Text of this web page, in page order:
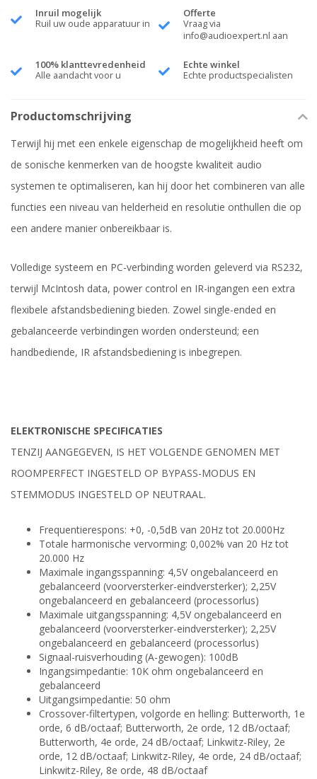
Inruil mogelijk
Ruil uw oude apparatuur in
Offerte
Vraag via
info@audioexpert.nl aan
100% klanttevredenheid
Alle aandacht voor u
Echte winkel
Echte productspecialisten
Productomschrijving
Terwijl hij met een enkele eigenschap de mogelijkheid heeft om
de sonische kenmerken van de hoogste kwaliteit audio
systemen te optimaliseren, kan hij door het combineren van alle
functies een niveau van helderheid en resolutie onthullen die op
een andere manier onbereikbaar is.
Volledige systeem en PC-verbinding worden geleverd via RS232,
terwijl McIntosh data, power control en IR-ingangen een extra
flexibele afstandsbediening bieden. Zowel single-ended en
gebalanceerde verbindingen worden ondersteund; een
handbediende, IR afstandsbediening is inbegrepen.
ELEKTRONISCHE SPECIFICATIES
TENZIJ AANGEGEVEN, IS HET VOLGENDE GENOMEN MET
ROOMPERFECT INGESTELD OP BYPASS-MODUS EN
STEMMODUS INGESTELD OP NEUTRAAL.
Frequentierespons: +0, -0,5dB van 20Hz tot 20.000Hz
Totale harmonische vervorming: 0,002% van 20 Hz tot
20.000 Hz
Maximale ingangsspanning: 4,5V ongebalanceerd en
gebalanceerd (voorversterker-eindversterker); 2,25V
ongebalanceerd en gebalanceerd (processorlus)
Maximale uitgangsspanning: 4,5V ongebalanceerd en
gebalanceerd (voorversterker-eindversterker); 2,25V
ongebalanceerd en gebalanceerd (processorlus)
Signaal-ruisverhouding (A-gewogen): 100dB
Ingangsimpedantie: 10K ohm ongebalanceerd en
gebalanceerd
Uitgangsimpedantie: 50 ohm
Crossover-filtertypen, volgorde en helling: Butterworth, 1e
orde, 6 dB/octaaf; Butterworth, 2e orde, 12 dB/octaaf;
Butterworth, 4e orde, 24 dB/octaaf; Linkwitz-Riley, 2e
orde, 12 dB/octaaf; Linkwitz-Riley, 4e orde, 24 dB/octaaf;
Linkwitz-Riley, 8e orde, 48 dB/octaaf